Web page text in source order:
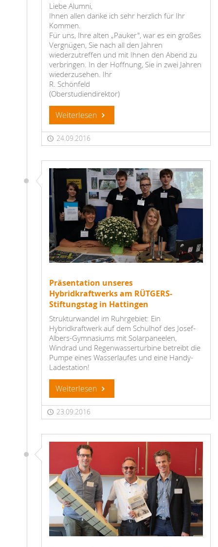
Liebe Alumni,
Ihnen allen danke ich sehr herzlich für Ihr
Kommen.
Für uns, Ihre alten „Pauker", war es ein großes
Vergnügen, Sie nach all den Jahren
wiederzutreffen und mit Ihnen den Abend zu
verbringen. In der Hoffnung, Sie in zwei Jahren
wiederzusehen. Ihr
R. Schönfeld
(Oberstudiendirektor)
Weiterlesen
24.09.2016
Präsentation unseres
Hybridkraftwerks am RÜTGERS-
Stiftungstag in Hattingen
Strukturwandel im Ruhrgebiet: Ein
Hybridkraftwerk auf dem Schulhof des Josef-
Albers-Gymnasiums mit Solarpaneelen,
Windrad und Regenwasserturbine betreibt die
Pumpe eines Wasserlaufes und eine Handy-
Ladestation!
Weiterlesen
23.09.2016